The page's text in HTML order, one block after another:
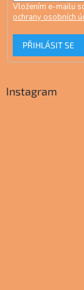
Vložením e-mailu
ochrany osobních
PŘIHLÁSIT SE
Instagram